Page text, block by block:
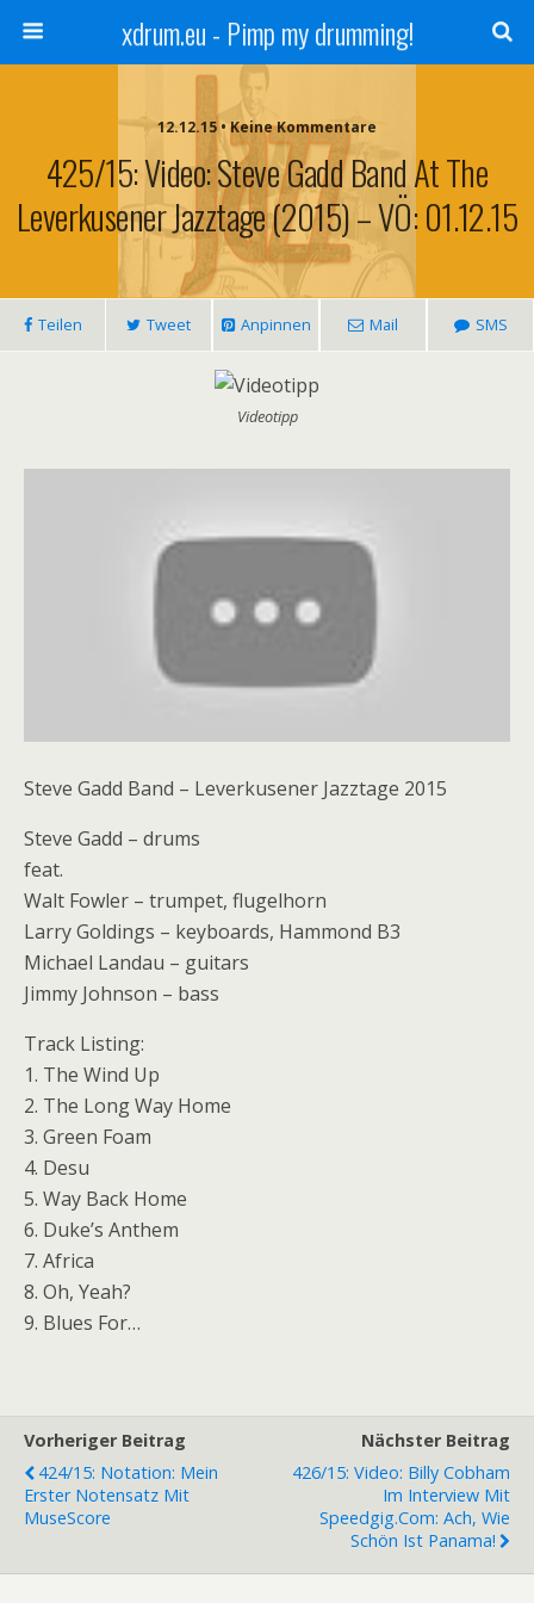
xdrum.eu - Pimp my drumming!
12.12.15 • Keine Kommentare
425/15: Video: Steve Gadd Band At The
Leverkusener Jazztage (2015) – VÖ: 01.12.15
Teilen Tweet Anpinnen Mail SMS
Videotipp
Steve Gadd Band – Leverkusener Jazztage 2015
Steve Gadd – drums
feat.
Walt Fowler – trumpet, flugelhorn
Larry Goldings – keyboards, Hammond B3
Michael Landau – guitars
Jimmy Johnson – bass
Track Listing:
1. The Wind Up
2. The Long Way Home
3. Green Foam
4. Desu
5. Way Back Home
6. Duke’s Anthem
7. Africa
8. Oh, Yeah?
9. Blues For…
Vorheriger Beitrag
424/15: Notation: Mein
Erster Notensatz Mit
MuseScore
Nächster Beitrag
426/15: Video: Billy Cobham
Im Interview Mit
Speedgig.com: Ach, Wie
Schön Ist Panama!